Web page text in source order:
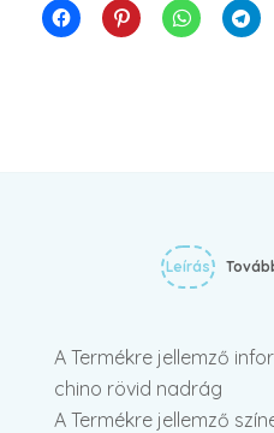
Leírás
A Termékre jellemző
chino rövid nadrág
A Termékre jellemző